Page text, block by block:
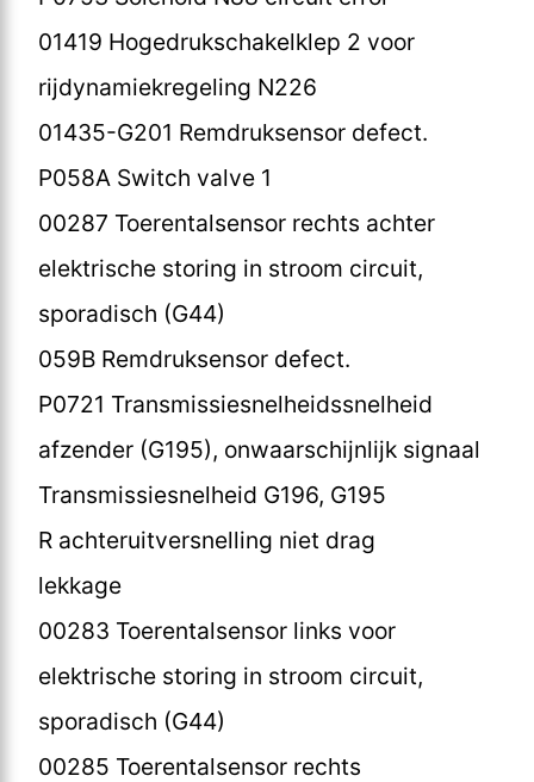
01419 Hogedrukschakelklep 2 voor
rijdynamiekregeling N226
01435-G201 Remdruksensor defect.
P058A Switch valve 1
00287 Toerentalsensor rechts achter
elektrische storing in stroom circuit,
sporadisch (G44)
059B Remdruksensor defect.
P0721 Transmissiesnelheidssnelheid
afzender (G195), onwaarschijnlijk signaal
Transmissiesnelheid G196, G195
R achteruitversnelling niet drag
lekkage
00283 Toerentalsensor links voor
elektrische storing in stroom circuit,
sporadisch (G44)
00285 Toerentalsensor rechts